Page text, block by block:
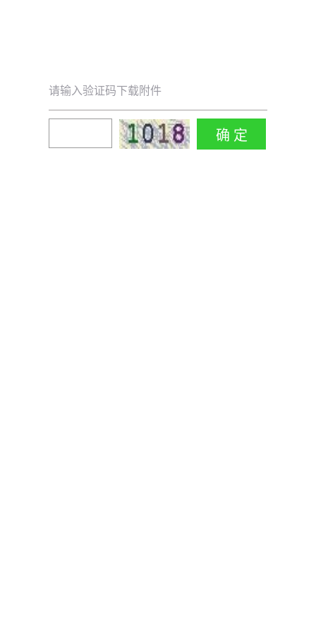
请输入验证码下载附件